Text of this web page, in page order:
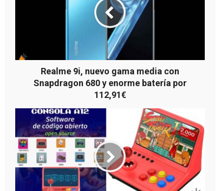
Realme 9i, nuevo gama media con
Snapdragon 680 y enorme batería por
112,91€